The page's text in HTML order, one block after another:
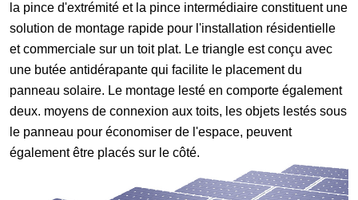
la pince d'extrémité et la pince intermédiaire constituent une
solution de montage rapide pour l'installation résidentielle
et commerciale sur un toit plat. Le triangle est conçu avec
une butée antidérapante qui facilite le placement du
panneau solaire. Le montage lesté en comporte également
deux. moyens de connexion aux toits, les objets lestés sous
le panneau pour économiser de l'espace, peuvent
également être placés sur le côté.